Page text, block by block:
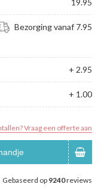
19.95
Bezorging vanaf 7.95
+ 2.95
+ 1.00
Vraag een offerte aan
Gebaseerd op 9240reviews